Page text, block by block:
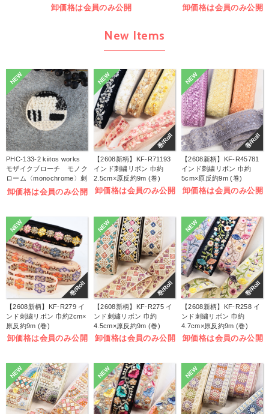
卸価格は会員のみ公開 卸価格は会員のみ公開
New Items
NEW
PHC-133-2 kiitos works
モザイクブローチ モノク
ローム〈monochrome〉刺
しゅうキット (袋)
卸価格は会員のみ公開
巻/Roll
NEW
【2608新柄】KF-R71193
インド刺繍リボン 巾約
2.5cm×原反約9m (巻)
卸価格は会員のみ公開
NEW
巻/Roll
【2608新柄】KF-R45781
インド刺繍リボン 巾約
5cm×原反約9m (巻)
卸価格は会員のみ公開
巻/Roll
NEW
【2608新柄】KF-R279 イ
ンド刺繍リボン 巾約2cm×
原反約9m (巻)
卸価格は会員のみ公開
巻/Roll
NEW
【2608新柄】KF-R275 イ
ンド刺繍リボン 巾約
4.5cm×原反約9m (巻)
卸価格は会員のみ公開
NEW
巻/Roll
【2608新柄】KF-R258 イ
ンド刺繍リボン 巾約
4.7cm×原反約9m (巻)
卸価格は会員のみ公開
NEW NEW NEW